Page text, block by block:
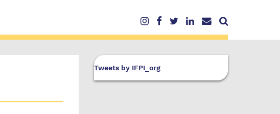
Tweets by IFPI_org